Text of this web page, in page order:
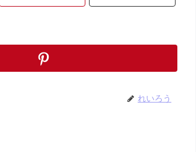
れいろう